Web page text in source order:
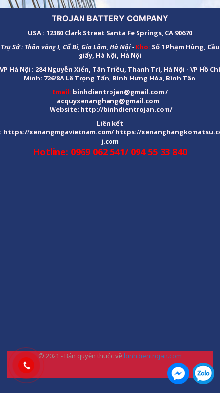
TROJAN BATTERY COMPANY
USA : 12380 Clark Street Santa Fe Springs, CA 90670
Trụ Sở : Thôn vàng I, Cổ Bi, Gia Lâm, Hà Nội - Kho: Số 1 Phạm Hùng, Cầu
giấy, Hà Nội, Hà Nội
VP Hà Nội : 284 Nguyễn Xiển, Tân Triều, Thanh Trì, Hà Nội - VP Hồ Chí
Minh: 726/8A Lê Trọng Tấn, Bình Hưng Hòa, Bình Tân
Email: binhdientrojan@gmail.com /
acquyxenanghang@gmail.com
Website: http://binhdientrojan.com/
Liên kết
: https://xenangmgavietnam.com/ https://
j.com
Hotline: 0969 062 541/ 094 55 33 840
© 2021 - Bản quyền thuộc về binhdientrojan.com